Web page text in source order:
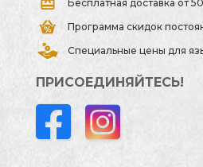
Бесплатная доставка от
Программа скидок
Специальные цены для
ПРИСОЕДИНЯЙТЕСЬ!